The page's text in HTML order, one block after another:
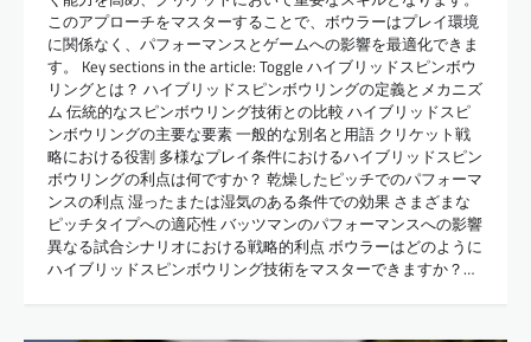
このアプローチをマスターすることで、ボウラーはプレイ環境
に関係なく、パフォーマンスとゲームへの影響を最適化できま
す。 Key sections in the article: Toggle ハイブリッドスピンボウ
リングとは？ ハイブリッドスピンボウリングの定義とメカニズ
ム 伝統的なスピンボウリング技術との比較 ハイブリッドスピ
ンボウリングの主要な要素 一般的な別名と用語 クリケット戦
略における役割 多様なプレイ条件におけるハイブリッドスピン
ボウリングの利点は何ですか？ 乾燥したピッチでのパフォーマ
ンスの利点 湿ったまたは湿気のある条件での効果 さまざまな
ピッチタイプへの適応性 バッツマンのパフォーマンスへの影響
異なる試合シナリオにおける戦略的利点 ボウラーはどのように
ハイブリッドスピンボウリング技術をマスターできますか？…